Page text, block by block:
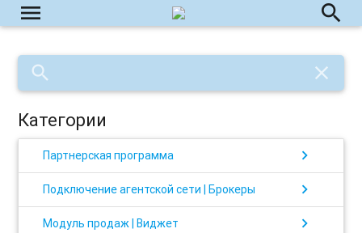
menu search
search close
Категории
Партнерская программа chevron_right
Подключение агентской сети | Брокеры chevron_right
Модуль продаж | Виджет chevron_right